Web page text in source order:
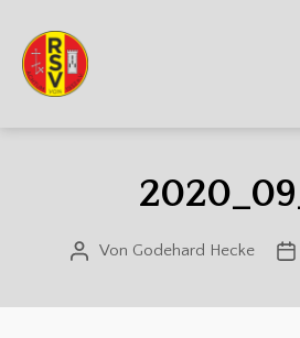
Beitragsautor
Von Godehard Hecke